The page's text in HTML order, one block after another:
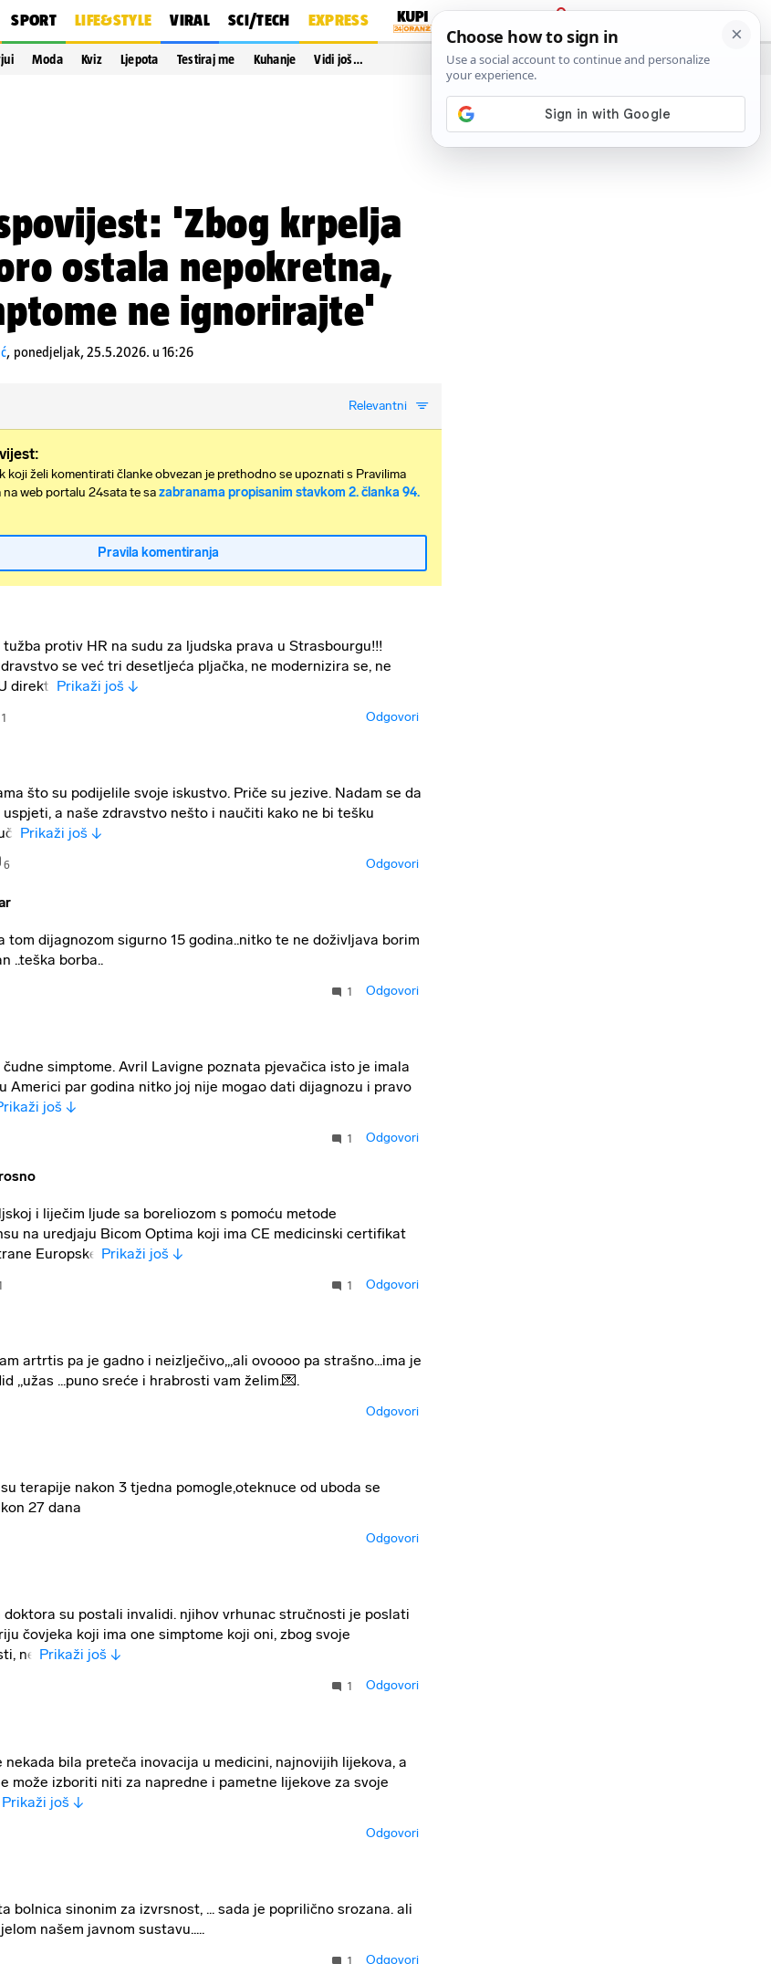
SPORT LIFE&STYLE VIRAL SCI/TECH EXPRESS
PRIJAVA
Moda Kviz Ljepota Testiraj me Kuhanje Vidi još…
'Zbog krpelja
ostala nepokretna,
ne ignorirajte'
, ponedjeljak, 25.5.2026. u 16:26
Relevantni
koji želi komentirati članke obvezan je prethodno se upoznati s Pravilima
web portalu 24sata te sazabranama propisanim stavkom 2. članka 94.
Pravila komentiranja
protiv HR na sudu za ljudska prava u Strasbourgu!!!
se već tri desetljeća pljačka, ne modernizira se, ne
direkti Prikaži još ↓
1 Odgovori
što su podijelile svoje iskustvo. Priče su jezive. Nadam se da
a naše zdravstvo nešto i naučiti kako ne bi tešku
Prikaži još ↓
6 Odgovori
tom dijagnozom sigurno 15 godina..nitko te ne doživljava borim
..teška borba..
1 Odgovori
simptome. Avril Lavigne poznata pjevačica isto je imala
Americi par godina nitko joj nije mogao dati dijagnozu i pravo
još ↓
1 Odgovori
i liječim ljude sa boreliozom s pomoću metode
na uredjaju Bicom Optima koji ima CE medicinski certifikat
Europske Prikaži još ↓
1 Odgovori
artrtis pa je gadno i neizlječivo,,,ali ovoooo pa strašno...ima je
,,užas ...puno sreće i hrabrosti vam želim.💌.
Odgovori
terapije nakon 3 tjedna pomogle,oteknuce od uboda se
27 dana
Odgovori
doktora su postali invalidi. njihov vrhunac stručnosti je poslati
čovjeka koji ima one simptome koji oni, zbog svoje
ne Prikaži još ↓
1 Odgovori
nekada bila preteča inovacija u medicini, najnovijih lijekova, a
može izboriti niti za napredne i pametne lijekove za svoje
Prikaži još ↓
Odgovori
bolnica sinonim za izvrsnost, ... sada je poprilično srozana. ali
našem javnom sustavu.....
1 Odgovori